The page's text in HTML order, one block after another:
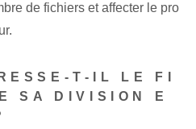
de fichiers et affecter le pro
T-IL LE FI
SA DIVISION E